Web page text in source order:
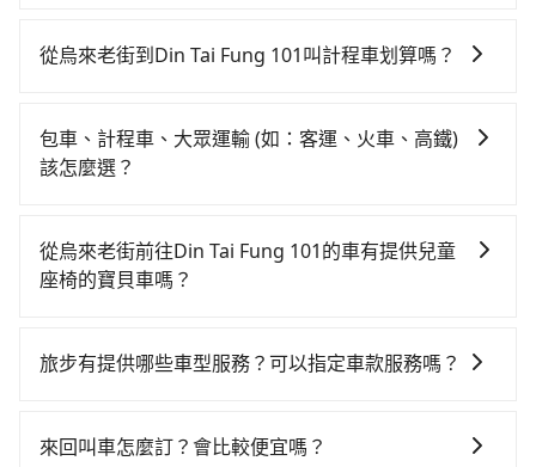
約800元、車程約53分鐘。抵達高鐵站後，步行進站、
價40元，再用15分鐘出站、等待車站前排班的計程車，
搭上小黃後約花30分鐘、車費300元後，抵達Din Tai
如果全程使用tripool並到府專車接送，則僅需花費約
1,100元，費時41分鐘。選擇搭乘高鐵而不預約包車，不
對的時間彈性，最重要的是你當天就要來回，那在新北
公里再額外加收$3.2，從烏來老街到Din Tai Fung 101
的花費預估為$650~1,100（金額差異來自於平假日、車
車保險與可能的罰單都需自付。再者，和運的iRent只提
供最基本的車型，如Toyota Yaris、Prius C、Vios這類
病的就是車況，打開車門才發現仍有上一組乘客遺留的
但上一位用戶卻遲遲尚未歸還，又或者要還車時卻偏偏
從烏來老街到Din Tai Fung 101叫計程車划算嗎？
灣大車隊、Uber、Line Taxi、Yoxi等。依照里程跳錶計
算，價格約為765~900元間。雖然烏來老街到Din Tai
九人座，可用約9折預約一台專車服務。
包車、計程車、大眾運輸 (如：客運、火車、高鐵)
該怎麼選？
擇： 預算：不同交通工具價格不同，可先確定您的預
算。計程車最貴，而大眾運輸通常較便宜。 行程：需多
車。 旅行人數：人數多時包車較方便舒適且每個人攤提
車，不趕時間即可選用大眾運輸。 便利性：需要便利性
從烏來老街前往Din Tai Fung 101的車有提供兒童
座椅的寶貝車嗎？
繫好安全帶，如四歲以下或身高不足的幼童無法正常綁
選租用適合1~4歲的兒童汽車座椅或4歲以上的增高墊，
旅步有提供哪些車型服務？可以指定車款服務嗎？
指定車款服務的需求，可以先將您的需先提供旅步，會
來回叫車怎麼訂？會比較便宜嗎？